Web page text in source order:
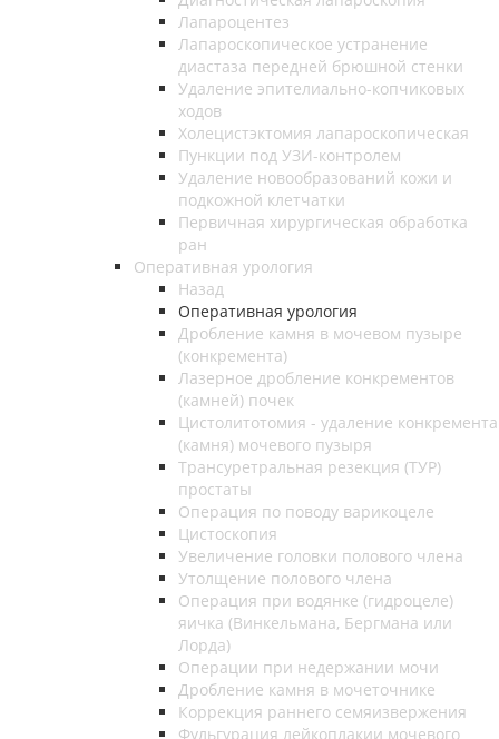
Лапароцентез
Лапароскопическое устранение
диастаза передней брюшной стенки
Удаление эпителиально-копчиковых
ходов
Холецистэктомия лапароскопическая
Пункции под УЗИ-контролем
Удаление новообразований кожи и
подкожной клетчатки
Первичная хирургическая обработка
ран
Оперативная урология
Назад
Оперативная урология
Дробление камня в мочевом пузыре
(конкремента)
Лазерное дробление конкрементов
(камней) почек
Цистолитотомия - удаление конкремента
(камня) мочевого пузыря
Трансуретральная резекция (ТУР)
простаты
Операция по поводу варикоцеле
Цистоскопия
Увеличение головки полового члена
Утолщение полового члена
Операция при водянке (гидроцеле)
яичка (Винкельмана, Бергмана или
Лорда)
Операции при недержании мочи
Дробление камня в мочеточнике
Коррекция раннего семяизвержения
Фульгурация лейкоплакии мочевого